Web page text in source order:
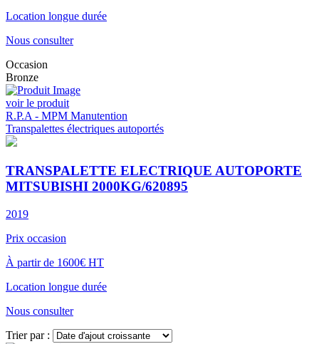
Location longue durée
Nous consulter
Occasion
Bronze
voir le produit
R.P.A - MPM Manutention
Transpalettes électriques autoportés
TRANSPALETTE ELECTRIQUE AUTOPORTE
MITSUBISHI 2000KG/620895
2019
Prix occasion
À partir de 1600€ HT
Location longue durée
Nous consulter
Trier par :